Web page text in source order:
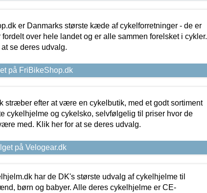
er Danmarks største kæde af cykelforretninger - de er
fordelt over hele landet og er alle sammen forelsket i cykler.
se deres udvalg.
på FriBikeShop.dk
stræber efter at være en cykelbutik, med et godt sortiment
cykelhjelme og cykelsko, selvfølgelig til priser hvor de
med. Klik her for at se deres udvalg.
på Velogear.dk
har de DK's største udvalg af cykelhjelme til
børn og babyer. Alle deres cykelhjelme er CE-